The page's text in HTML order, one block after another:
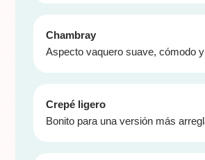
Chambray
Aspecto vaquero suave, cómodo
Crepé ligero
Bonito para una versión más